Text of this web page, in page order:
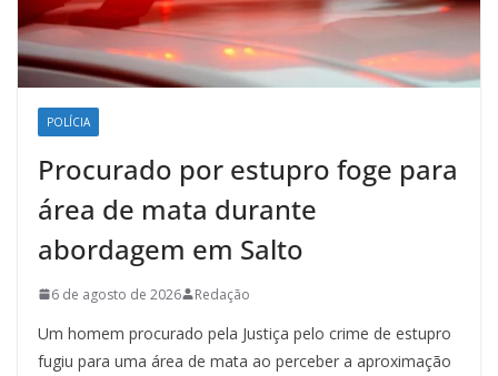
POLÍCIA
Procurado por estupro foge para
área de mata durante
abordagem em Salto
6 de agosto de 2026 Redação
Um homem procurado pela Justiça pelo crime de estupro
fugiu para uma área de mata ao perceber a aproximação